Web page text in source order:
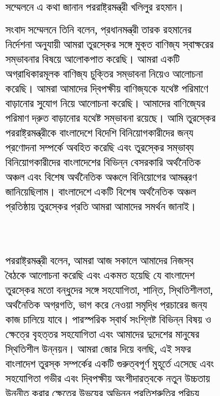
সম্মেলনে এ কথা জানান পররাষ্ট্রমন্ত্রী খলিলুর রহমান।
সংবাদ সম্মেলনে তিনি বলেন, প্রধানমন্ত্রী তারক রহমানের
নির্দেশনা অনুযায়ী আমরা তুরস্কের সঙ্গে মুক্ত বাণিজ্য স্বাক্ষরের
সম্ভাবনার বিষয়ে আলোকপাত করেছি। আমরা একটি
অগ্রাধিকারমূলক বাণিজ্য চুক্তির সম্ভাবনা নিয়েও আলোচনা
করেছি। আমরা আমাদের দ্বিপক্ষীয় বাণিজ্যকে যথেষ্ট পরিমাণে
বাড়ানোর সুযোগ নিয়ে আলোচনা করেছি। আমাদের বাণিজ্যের
পরিমাণ দ্রুত বাড়ানোর যথেষ্ট সম্ভাবনা রয়েছে। আমি তুরস্কের
পররাষ্ট্রমন্ত্রীকে বাংলাদেশে বিদেশি বিনিয়োগকারীদের জন্য
প্রণোদনা সম্পর্কে অবহিত করেছি এবং তুরস্কের সম্ভাব্য
বিনিয়োগকারীদের বাংলাদেশের বিভিন্ন বেসরকারি অর্থনৈতিক
অঞ্চল এবং বিশেষ অর্থনৈতিক অঞ্চলে বিনিয়োগের আমন্ত্রণ
জানিয়েছিলাম। বাংলাদেশে একটি বিশেষ অর্থনৈতিক অঞ্চল
প্রতিষ্ঠায় তুরস্কের প্রতি আমরা আমাদের সমর্থন জানাই।
পররাষ্ট্রমন্ত্রী বলেন, আমরা আজ সকালে আমাদের নিজস্ব
বৈঠকে আলোচনা করেছি এবং একমত হয়েছি যে বাংলাদেশ
তুরস্কের মতো বন্ধুদের সঙ্গে সহযোগিতা, শান্তি, স্থিতিশীলতা,
অর্থনৈতিক অগ্রগতি, ভাগ করে নেওয়া সমৃদ্ধি প্রচারের জন্য
কাজ চালিয়ে যাবে। পারস্পরিক স্বার্থ সংশ্লিষ্ট বিভিন্ন বিষয় ও
ক্ষেত্রে বৃহত্তর সহযোগিতা এবং আমাদের দুদেশের মানুষের
স্থিতিশীল উন্নয়ন। আমরা জোর দিয়ে বলছি, এই সফর
বাংলাদেশ তুরস্ক সম্পর্কের একটি গুরুত্বপূর্ণ মুহূর্তে এসেছে এবং
সহযোগিতা গভীর এবং দ্বিপক্ষীয় অংশীদারত্বকে নতুন উচ্চতায়
উন্নীত করার ক্ষেত্রে উভয়ের অভিন্ন প্রতিশ্রুতির পরিচয়